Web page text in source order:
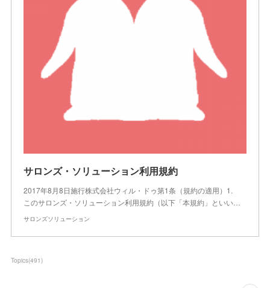
サロンズ・ソリューション利用規約
2017年8月8日施行株式会社ウィル・ドゥ第1条（規約の適用）1.
このサロンズ・ソリューション利用規約（以下「本規約」といい…
サロンズソリューション
Topics(491)